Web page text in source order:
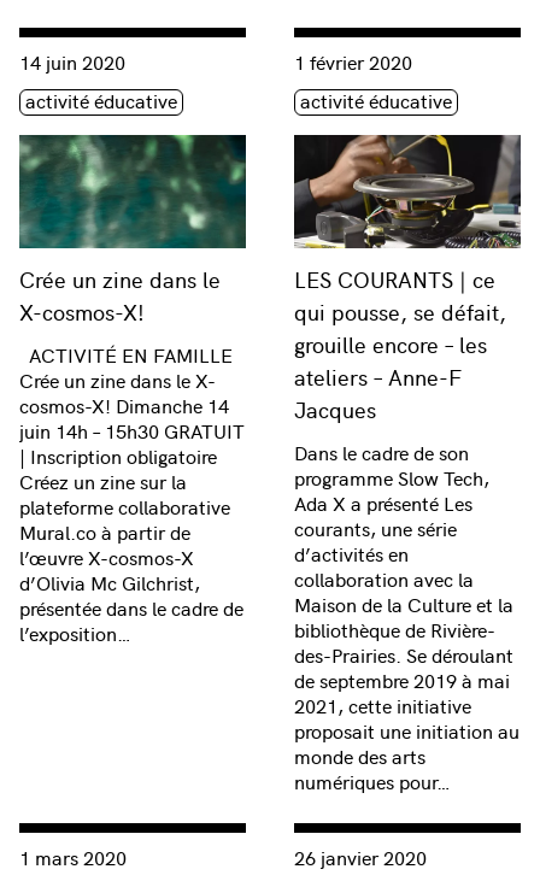
Crée un zine dans le
X-cosmos-X!
Consulter « Crée un zine dans le X-cosmos-X! »
14 juin 2020
Étiquette(s)
activité éducative
ACTIVITÉ EN FAMILLE
Crée un zine dans le X-
cosmos-X! Dimanche 14
juin 14h – 15h30 GRATUIT
| Inscription obligatoire
Créez un zine sur la
plateforme collaborative
Mural.co à partir de
l’œuvre X-cosmos-X
d’Olivia Mc Gilchrist,
présentée dans le cadre de
l’exposition…
LES COURANTS | ce
qui pousse, se défait,
grouille encore – les
ateliers – Anne-F
Jacques
Consulter « LES
1 février 2020
Étiquette(s)
activité éducative
Dans le cadre de son
programme Slow Tech,
Ada X a présenté Les
courants, une série
d’activités en
collaboration avec la
Maison de la Culture et la
bibliothèque de Rivière-
des-Prairies. Se déroulant
de septembre 2019 à mai
2021, cette initiative
proposait une initiation au
monde des arts
numériques pour…
Consulter « **REPORTÉ** | ATELIER EN FAMILLE | Green
1 mars 2020 Consulter « Floral Sleep |
26 janvier 2020